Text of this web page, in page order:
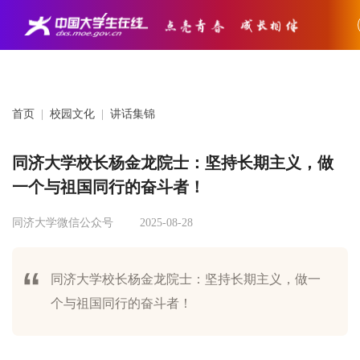
首页 校园文化 讲话集锦
同济大学校长杨金龙院士：坚持长期主义，做
一个与祖国同行的奋斗者！
同济大学微信公众号 2025-08-28
同济大学校长杨金龙院士：坚持长期主义，做一
个与祖国同行的奋斗者！